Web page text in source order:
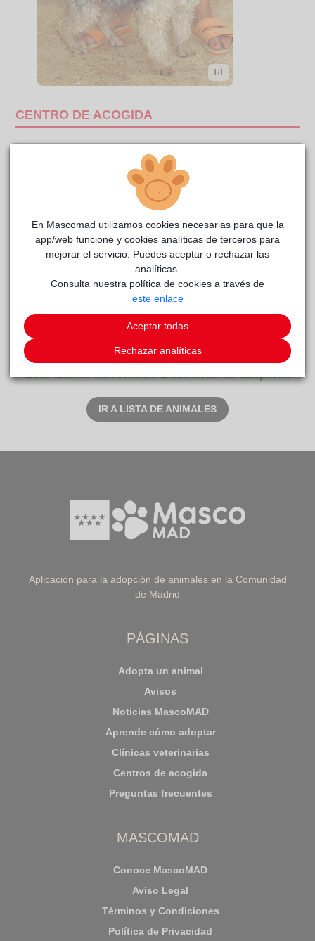
1/1
CENTRO DE ACOGIDA
BULNES reside actualmente en el centro de acogida
Voz Animal
Este animal ha recibido 1 solicitud de adopción
IR A LISTA DE ANIMALES
Aplicación para la adopción de animales en la Comunidad
de Madrid
PÁGINAS
Adopta un animal
Avisos
Noticias MascoMAD
Aprende cómo adoptar
Clínicas veterinarias
Centros de acogida
Preguntas frecuentes
MASCOMAD
Conoce MascoMAD
Aviso Legal
Términos y Condiciones
Política de Privacidad
En Mascomad utilizamos cookies necesarias para que la
app/web funcione y cookies analíticas de terceros para
mejorar el servicio. Puedes aceptar o rechazar las
analíticas.
Consulta nuestra política de cookies a través de
este enlace
Aceptar todas
Rechazar analíticas